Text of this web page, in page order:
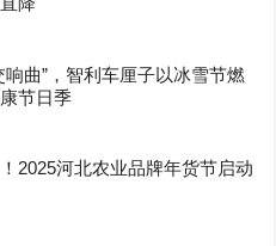
响曲”，智利车厘子以冰雪节燃
节日季
2025河北农业品牌年货节启动